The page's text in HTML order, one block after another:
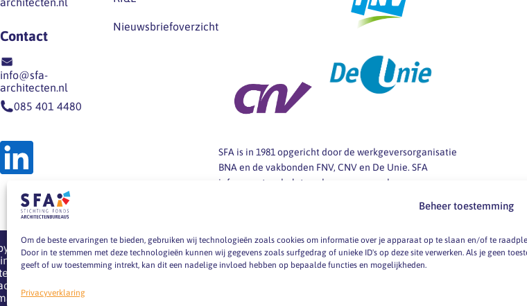
Beheer toestemming
Om de beste ervaringen te bieden, gebruiken wij technologieën zoals cookies om informatie over je apparaat op te slaan en/of te
Door in te stemmen met deze technologieën kunnen wij gegevens zoals surfgedrag of unieke ID's op deze site verwerken. Als je geen
geeft of uw toestemming intrekt, kan dit een nadelige invloed hebben op bepaalde functies en mogelijkheden.
Privacyverklaring
Contact
info@sfa-
architecten.nl
085 401 4480
Nieuwsbriefoverzicht
SFA is in 1981 opgericht door de werkgeversorganisatie
BNA en de vakbonden FNV, CNV en De Unie. SFA
informeert en helpt werkgevers en werknemers van
arbeidsvoorwaarden, -markt en -omstandigheden.
2026
Fonds
verklaring